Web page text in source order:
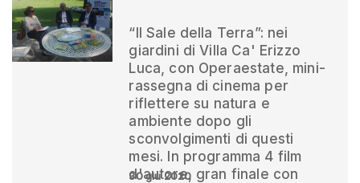
“Il Sale della Terra”: nei
giardini di Villa Ca' Erizzo
Luca, con Operaestate, mini-
rassegna di cinema per
riflettere su natura e
ambiente dopo gli
sconvolgimenti di questi
mesi. In programma 4 film
d'autore, gran finale con
30 giu 2020